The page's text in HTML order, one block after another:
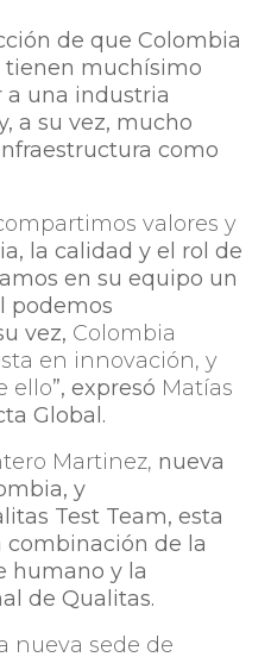
de que Colombia
tienen muchísimo
a una industria
a su vez, mucho
como
valores y
la calidad y el rol de
en su equipo un
podemos
vez, Colombia
en innovación, y
ello”, expresó Matías
Global.
Martinez, nueva
y
Test Team, esta
combinación de la
humano y la
de Qualitas.
nueva sede de